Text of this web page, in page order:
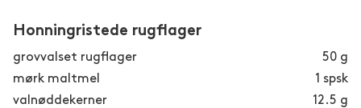
Honningristede rugflager
grovvalset rugflager 50 g
mørk maltmel
1 spsk
valnøddekerner
12.5 g